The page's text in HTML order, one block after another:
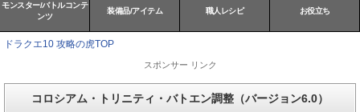
モンスター/バトルコンテ
ンツ
装備品/アイテム 職人レシピ お役立ち
ドラクエ10 攻略の虎TOP
スポンサー リンク
コロシアム・トリニティ・バトエン調整（バージョン6.0）